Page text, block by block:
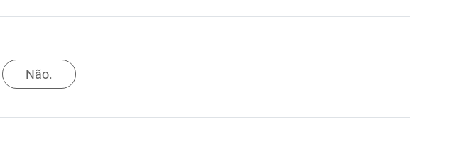
Não.